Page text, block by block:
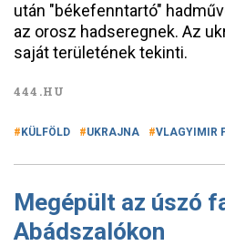
után "békefenntartó"
az orosz hadseregnek. Az
saját területének tekinti.
444.HU
KÜLFÖLD UKRAJNA VLAGYIMIR
Megépült az úszó
Abádszalókon